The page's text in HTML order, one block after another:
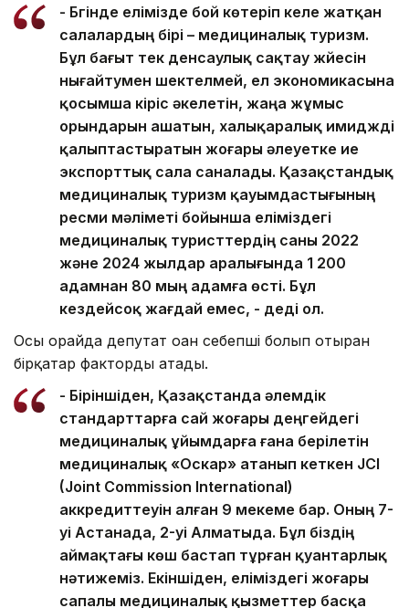
- Бүгінде елімізде бой көтеріп келе жатқан
салалардың бірі – медициналық туризм.
Бұл бағыт тек денсаулық сақтау жүйесін
нығайтумен шектелмей, ел экономикасына
қосымша кіріс әкелетін, жаңа жұмыс
орындарын ашатын, халықаралық имиджді
қалыптастыратын жоғары әлеуетке ие
экспорттық сала саналады. Қазақстандық
медициналық туризм қауымдастығының
ресми мәліметі бойынша еліміздегі
медициналық туристтердің саны 2022
және 2024 жылдар аралығында 1 200
адамнан 80 мың адамға өсті. Бұл
кездейсоқ жағдай емес, - деді ол.
Осы орайда депутат оған себепші болып отырған
бірқатар факторды атады.
- Біріншіден, Қазақстанда әлемдік
стандарттарға сай жоғары деңгейдегі
медициналық ұйымдарға ғана берілетін
медициналық «Оскар» атанып кеткен JCI
(Joint Commission International)
аккредиттеуін алған 9 мекеме бар. Оның 7-
уі Астанада, 2-уі Алматыда. Бұл біздің
аймақтағы көш бастап тұрған қуантарлық
нәтижеміз. Екіншіден, еліміздегі жоғары
сапалы медициналық қызметтер басқа